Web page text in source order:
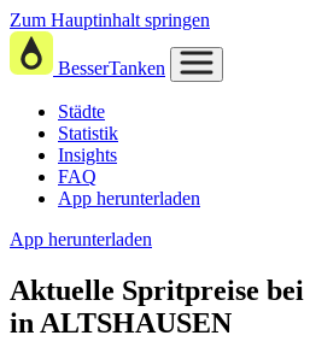
Zum Hauptinhalt springen
BesserTanken
Städte
Statistik
Insights
FAQ
App herunterladen
App herunterladen
Aktuelle Spritpreise bei
in ALTSHAUSEN